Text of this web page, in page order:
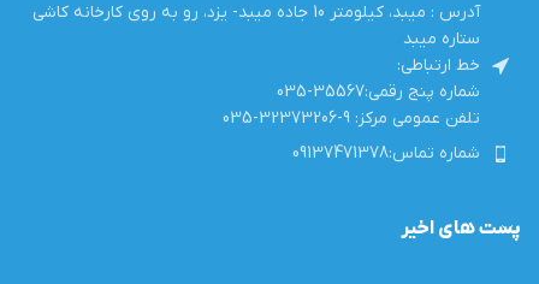
آدرس : میبد، کیلومتر 10 جاده میبد- یزد، رو به روی کارخانه کاشی
ستاره میبد
خط ارتباطی:
شماره پنج رقمی:35567-035
تلفن عمومی مرکز: 9-32373206-035
شماره تماس:09137471378
پست های اخیر